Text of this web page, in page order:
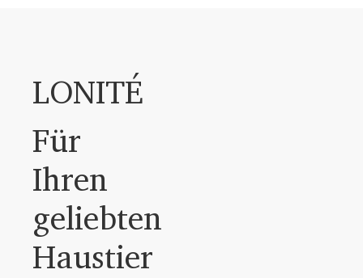
— Danielia Bender aus den USA
LONITÉ
Für
Ihren
geliebten
Haustier